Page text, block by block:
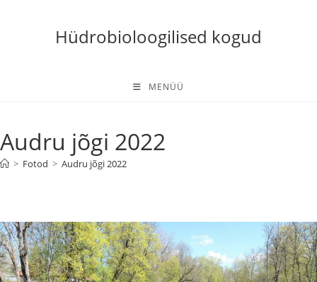
Hüdrobioloogilised kogud
MENÜÜ
Audru jõgi 2022
> Fotod > Audru jõgi 2022